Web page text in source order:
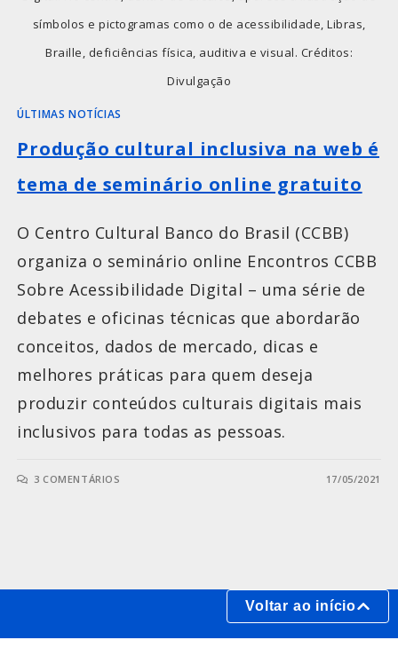
símbolos e pictogramas como o de acessibilidade, Libras,
Braille, deficiências física, auditiva e visual. Créditos:
Divulgação
ÚLTIMAS NOTÍCIAS
Produção cultural inclusiva na web é
tema de seminário online gratuito
O Centro Cultural Banco do Brasil (CCBB)
organiza o seminário online Encontros CCBB
Sobre Acessibilidade Digital – uma série de
debates e oficinas técnicas que abordarão
conceitos, dados de mercado, dicas e
melhores práticas para quem deseja
produzir conteúdos culturais digitais mais
inclusivos para todas as pessoas.
3 COMENTÁRIOS 17/05/2021
Voltar ao início